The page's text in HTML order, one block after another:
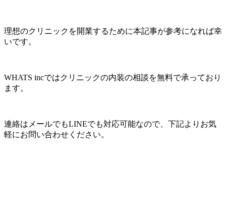
理想のクリニックを開業するために本記事が参考になれば幸
いです。
WHATS incではクリニックの内装の相談を無料で承っており
ます。
連絡はメールでもLINEでも対応可能なので、下記よりお気
軽にお問い合わせください。